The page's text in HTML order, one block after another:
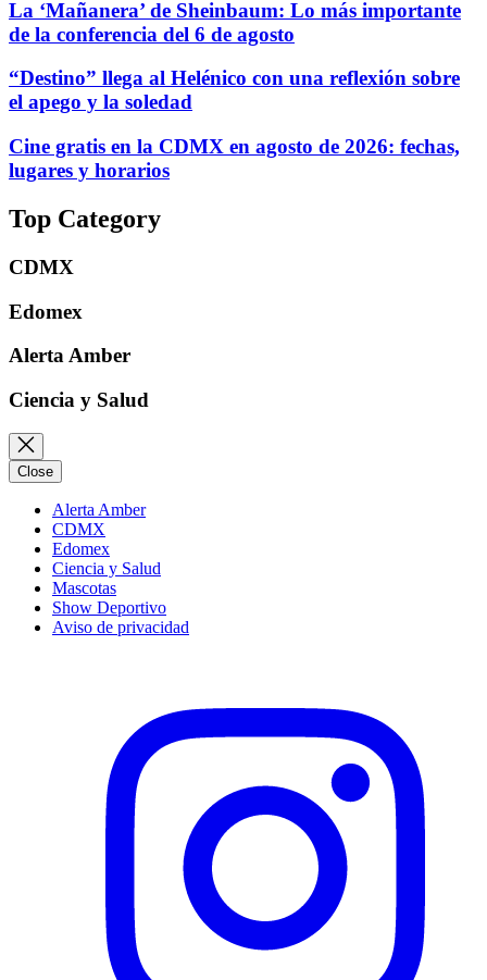
La ‘Mañanera’ de Sheinbaum: Lo más importante
de la conferencia del 6 de agosto
“Destino” llega al Helénico con una reflexión sobre
el apego y la soledad
Cine gratis en la CDMX en agosto de 2026: fechas,
lugares y horarios
Top Category
CDMX
Edomex
Alerta Amber
Ciencia y Salud
Close
Alerta Amber
CDMX
Edomex
Ciencia y Salud
Mascotas
Show Deportivo
Aviso de privacidad